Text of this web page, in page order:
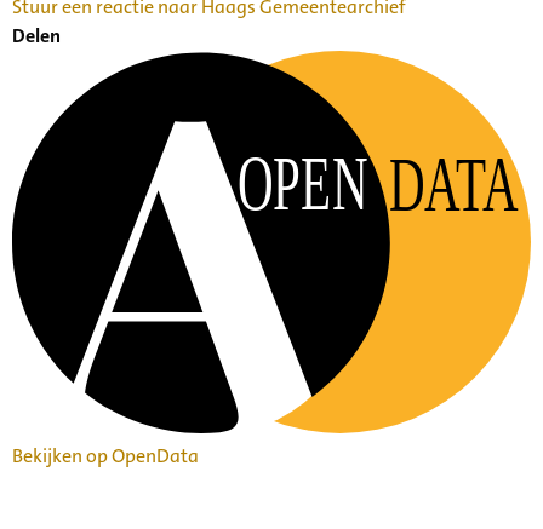
Stuur een reactie naar Haags Gemeentearchief
Delen
OPEN DATA
Bekijken op OpenData